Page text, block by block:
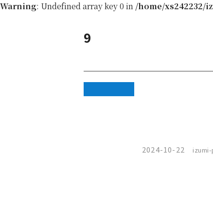
Warning: Undefined array key 0 in /home/
9
2024-10-22